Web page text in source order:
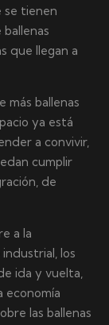
se tienen
que llegan a
más ballenas
ya está
a convivir,
cumplir
de
a la
los
ida y vuelta,
economía
las ballenas